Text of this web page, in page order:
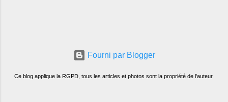
Fourni par Blogger
Ce blog applique la RGPD, tous les articles et photos sont la propriété de l'auteur.